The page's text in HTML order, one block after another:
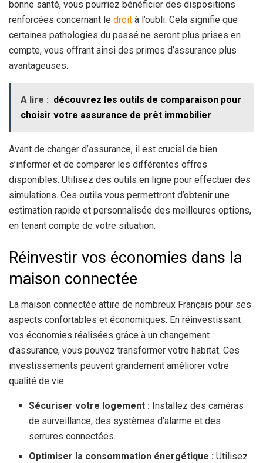
bonne santé, vous pourriez bénéficier des dispositions
renforcées concernant le droit à l’oubli. Cela signifie que
certaines pathologies du passé ne seront plus prises en
compte, vous offrant ainsi des primes d’assurance plus
avantageuses.
A lire : découvrez les outils de comparaison pour
choisir votre assurance de prêt immobilier
Avant de changer d’assurance, il est crucial de bien
s’informer et de comparer les différentes offres
disponibles. Utilisez des outils en ligne pour effectuer des
simulations. Ces outils vous permettront d’obtenir une
estimation rapide et personnalisée des meilleures options,
en tenant compte de votre situation.
Réinvestir vos économies dans la
maison connectée
La maison connectée attire de nombreux Français pour ses
aspects confortables et économiques. En réinvestissant
vos économies réalisées grâce à un changement
d’assurance, vous pouvez transformer votre habitat. Ces
investissements peuvent grandement améliorer votre
qualité de vie.
Sécuriser votre logement : Installez des caméras
de surveillance, des systèmes d’alarme et des
serrures connectées.
Optimiser la consommation énergétique : Utilisez